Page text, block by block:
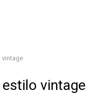
vintage
vintage